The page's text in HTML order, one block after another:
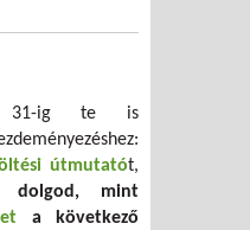
31-ig te is
útmutatót,
dolgod, mint
a következő